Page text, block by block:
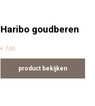
Haribo goudberen
€ 7,00
product bekijken